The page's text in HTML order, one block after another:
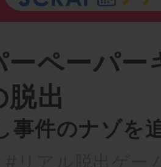
ーペーパー
脱出
事件のナゾを